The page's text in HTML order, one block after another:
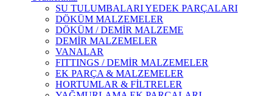
SU TULUMBALARI YEDEK PARÇALARI
DÖKÜM MALZEMELER
DÖKÜM / DEMİR MALZEME
DEMİR MALZEMELER
VANALAR
FITTINGS / DEMİR MALZEMELER
EK PARÇA & MALZEMELER
HORTUMLAR & FİLTRELER